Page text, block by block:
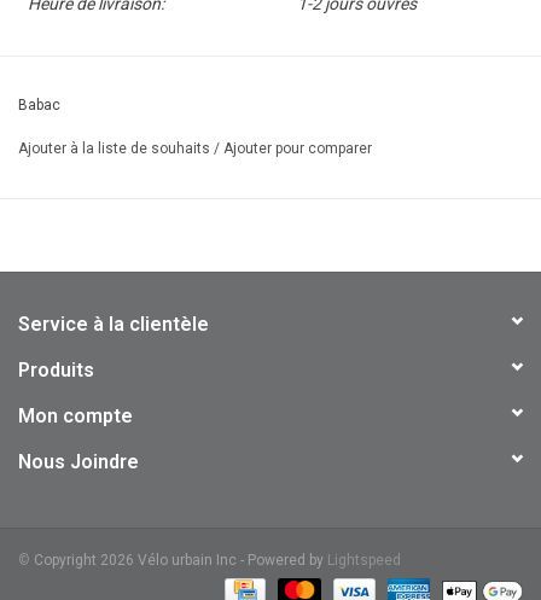
Heure de livraison: 1-2 jours ouvrés
Babac
Ajouter à la liste de souhaits / Ajouter pour comparer
Service à la clientèle
Produits
Mon compte
Nous Joindre
© Copyright 2026 Vélo urbain Inc - Powered by Lightspeed